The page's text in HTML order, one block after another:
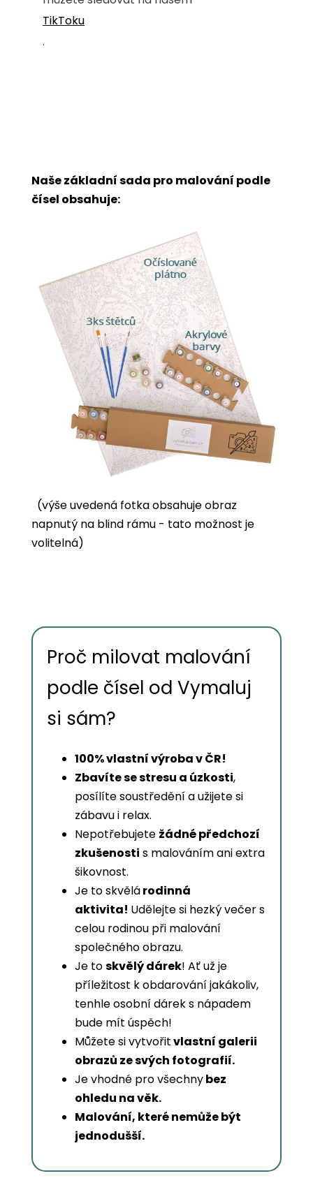
TikToku
.
Naše základní sada pro malování podle
čísel obsahuje:
(výše uvedená fotka obsahuje obraz
napnutý na blind rámu - tato možnost je
volitelná)
Proč milovat malování
podle čísel od Vymaluj
si sám?
100% vlastní výroba v ČR!
Zbavíte se stresu a úzkosti,
posílíte soustředění a užijete si
zábavu i relax.
Nepotřebujete žádné předchozí
zkušenosti s malováním ani extra
šikovnost.
Je to skvělárodinná
aktivita! Udělejte si hezký večer s
celou rodinou při malování
společného obrazu.
Je toskvělý dárek! Ať už je
příležitost k obdarování jakákoliv,
tenhle osobní dárek s nápadem
bude mít úspěch!
Můžete si vytvořitvlastní galerii
obrazů ze svých fotografií.
Je vhodné pro všechnybez
ohledu na věk.
Malování, které nemůže být
jednodušší.